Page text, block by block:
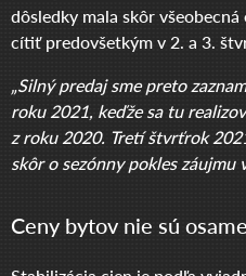
dôsledky mala skôr
cítiť predovšetkým v 2. a 3.
„Silný predaj sme preto
roku 2021, keďže sa tu
z roku 2020. Tretí štvrťrok
skôr o sezónny pokles záujmu
Ceny bytov nie sú